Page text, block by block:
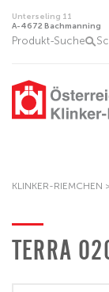
Unterseling 11
A-4672 Bachmanning
Produkt-Suche
KLINKER-RIEMCHEN
TERRA